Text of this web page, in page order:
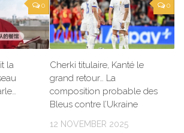
0
la
0
Cherki titulaire, Kanté le
grand retour… La
composition probable des
Bleus contre l’Ukraine
12 NOVEMBER 2025